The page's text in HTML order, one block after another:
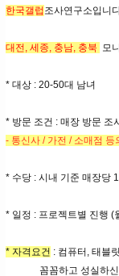
한국갤럽 조사연구소입니
대전, 세종, 충남, 충북 모
* 대상 : 20-50대 남녀
* 방문 조건 : 매장 방문 조
- 통신사 / 가전 / 소매점 등
* 수당 : 시내 기준 매장당
* 일정 : 프로젝트별 진행 (
* 자격요건 : 컴퓨터, 태블
꼼꼼하고 성실하신